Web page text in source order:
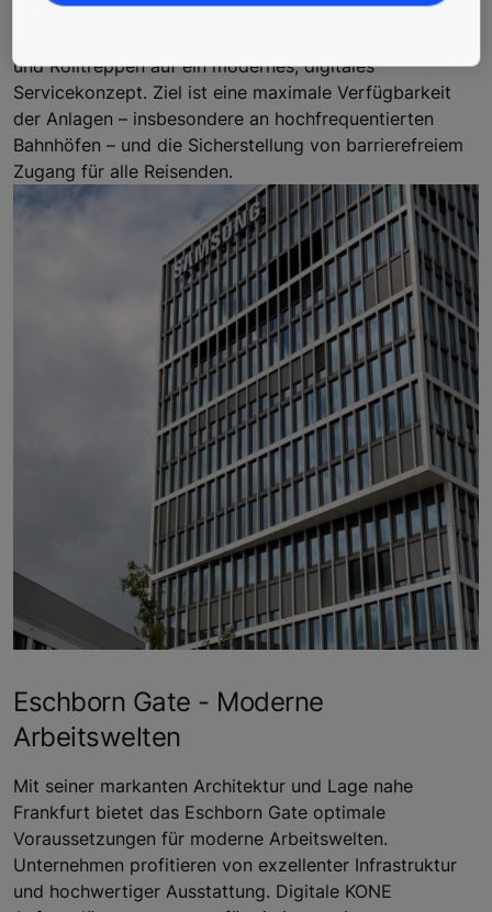
Die Schweizerische Bundesbahnen (SBB) setzen für die
und Rolltreppen auf ein modernes, digitales
Servicekonzept. Ziel ist eine maximale Verfügbarkeit
der Anlagen – insbesondere an hochfrequentierten
Bahnhöfen – und die Sicherstellung von barrierefreiem
Zugang für alle Reisenden.
Eschborn Gate - Moderne
Arbeitswelten
Mit seiner markanten Architektur und Lage nahe
Frankfurt bietet das Eschborn Gate optimale
Voraussetzungen für moderne Arbeitswelten.
Unternehmen profitieren von exzellenter Infrastruktur
und hochwertiger Ausstattung. Digitale KONE